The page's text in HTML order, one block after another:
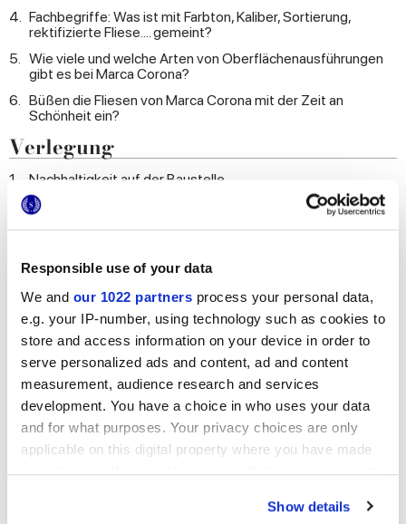
Responsible use of your data
We and our 1022 partners process your personal data,
e.g. your IP-number, using technology such as cookies to
store and access information on your device in order to
serve personalized ads and content, ad and content
measurement, audience research and services
development. You have a choice in who uses your data
and for what purposes. Your privacy choices are only
applicable on this digital property where you have made
your choices. You can change or withdraw your consent
Show details
4. Fachbegriffe: Was ist mit Farbton, Kaliber, Sortierung,
rektifizierte Fliese.... gemeint?
5. Wie viele und welche Arten von Oberflächenausführungen
gibt es bei Marca Corona?
6. Büßen die Fliesen von Marca Corona mit der Zeit an
Schönheit ein?
Verlegung
1.
Nachhaltigkeit auf der Baustelle
Technische Vorsichtsmaßnahmen vor der Verlegung
3. Technische Hinweise für die Verlegung
Wandverkleidungen am besten geeignet?
Welche Fugenmassen sind für mein Projekt am besten
geeignet?
Welche Größe und Farbe soll ich für die Fugen wählen?
Welche Verlegemuster und Materialkombinationen sind ich
mit den Fliesen von Marca Corona möglich?
Technische Hinweise für den Zeitraum nach der Verlegung:
Grundreinigung nach der Verlegung
Reinigung
Was muss ich tun, damit meine Fliesen immer sauber und